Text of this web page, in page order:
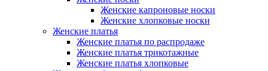
Женские капроновые носки
Женские хлопковые носки
Женские платья
Женские платья по распродаже
Женские платья трикотажные
Женские платья хлопковые